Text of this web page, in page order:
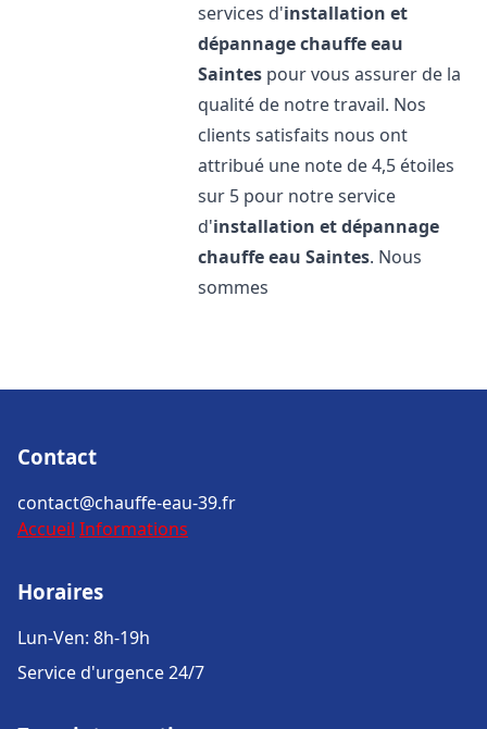
services d'installation et
dépannage chauffe eau
Saintes pour vous assurer de la
qualité de notre travail. Nos
clients satisfaits nous ont
attribué une note de 4,5 étoiles
sur 5 pour notre service
d'installation et dépannage
chauffe eau Saintes. Nous
sommes
Contact
contact@chauffe-eau-39.fr
Accueil Informations
Horaires
Lun-Ven: 8h-19h
Service d'urgence 24/7